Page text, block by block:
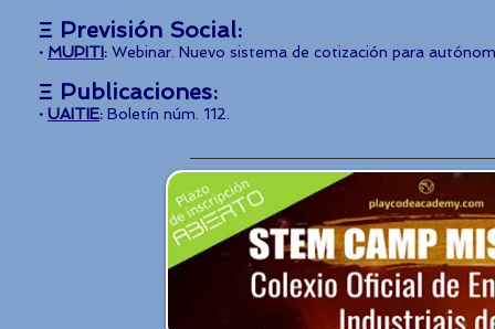
Ξ Previsión Social:
· MUPITI: Webinar. Nuevo sistema de cotización para
Ξ Publicaciones:
· UAITIE: Boletín núm. 112.